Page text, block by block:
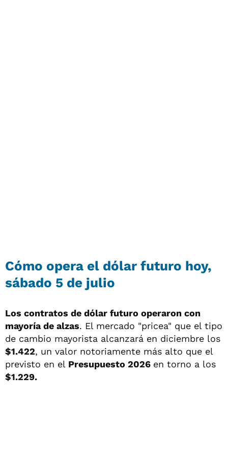
Cómo opera el dólar futuro hoy,
sábado 5 de julio
Los contratos de dólar futuro operaron con
mayoría de alzas. El mercado "pricea" que el tipo
de cambio mayorista alcanzará en diciembre los
$1.422, un valor notoriamente más alto que el
previsto en el Presupuesto 2026 en torno a los
$1.229.